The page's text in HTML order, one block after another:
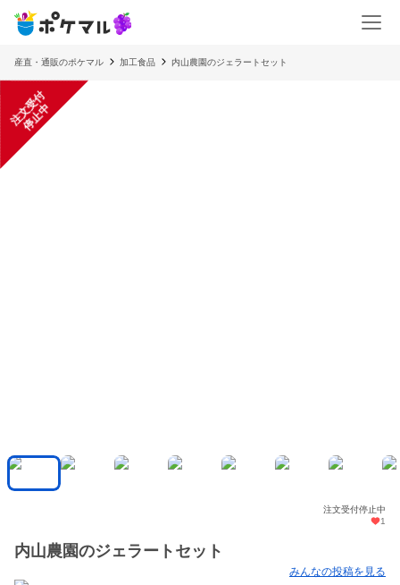
産直・通販のポケマル 加工食品 内山農園のジェラートセット
注
文
受
付
停
止
中
注文受付停止中
1
内山農園のジェラートセット
みんなの投稿を見る